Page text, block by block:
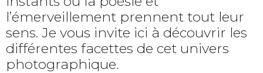
l’émerveillement prennent tout leur
sens. Je vous invite ici à découvrir les
différentes facettes de cet univers
photographique.